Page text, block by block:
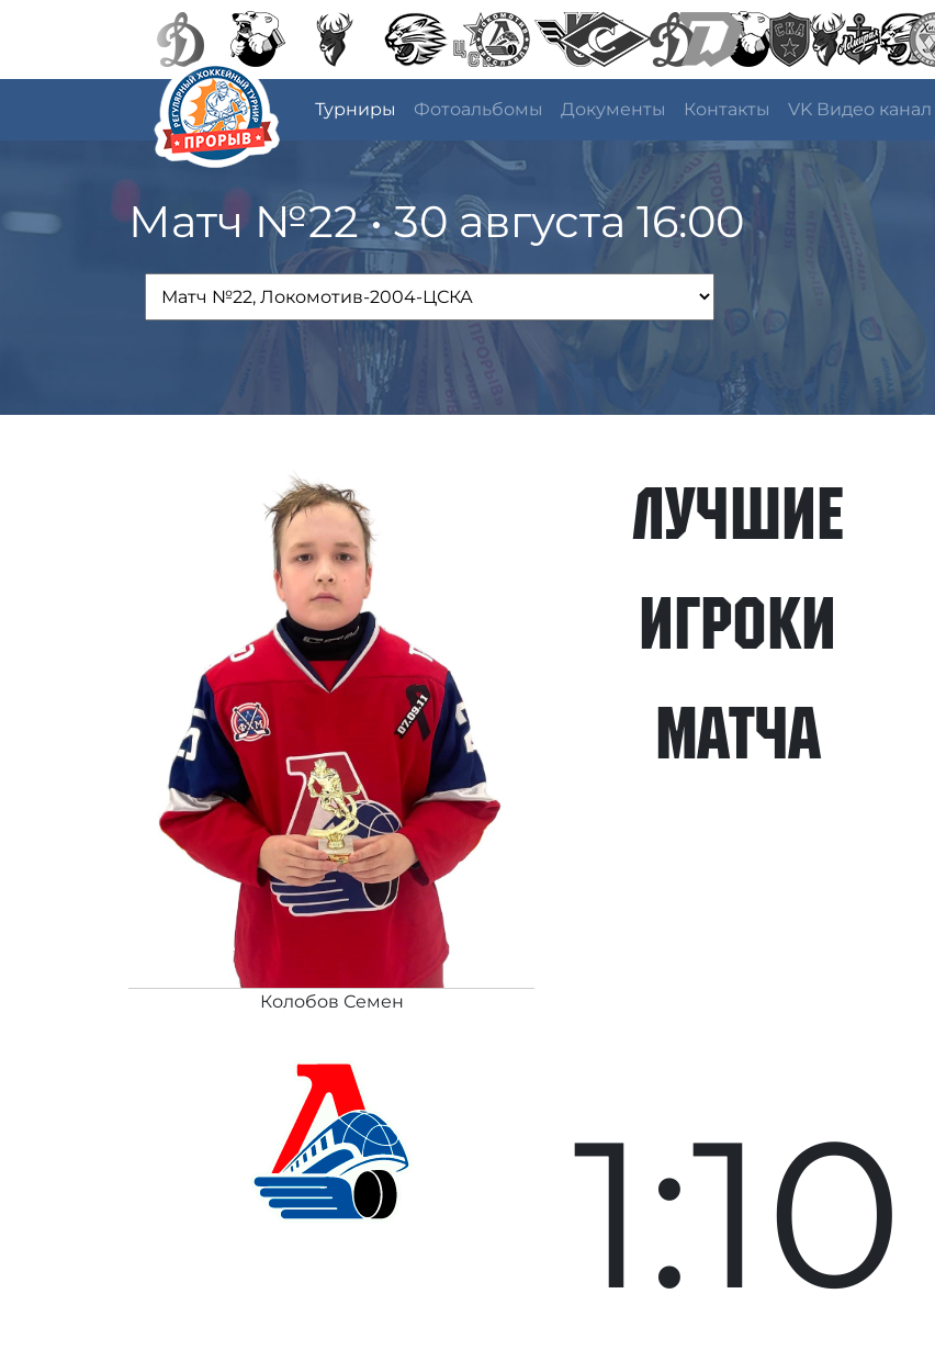
Турниры Фотоальбомы Документы Контакты VK Видео канал
Матч №22 • 30 августа 16:00
Лучшие
игроки
матча
Колобов Семен
1:10